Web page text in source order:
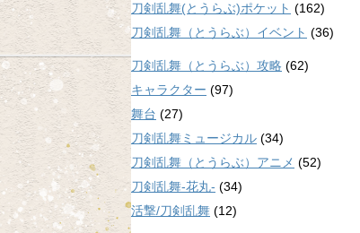
刀剣乱舞(とうらぶ)ポケット (162)
刀剣乱舞（とうらぶ）イベント (36)
刀剣乱舞（とうらぶ）攻略 (62)
キャラクター (97)
舞台 (27)
刀剣乱舞ミュージカル (34)
刀剣乱舞（とうらぶ）アニメ (52)
刀剣乱舞-花丸- (34)
活撃/刀剣乱舞 (12)